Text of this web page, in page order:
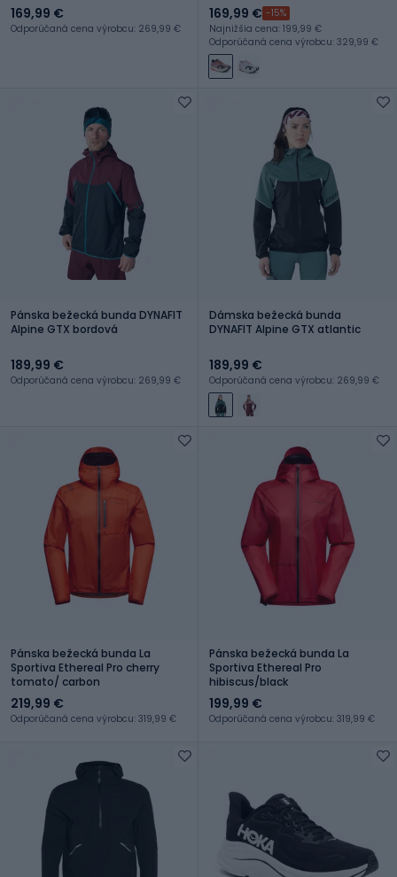
169,99 €
Odporúčaná cena výrobcu: 269,99 €
169,99 € -15%
Najnižšia cena: 199,99 €
Odporúčaná cena výrobcu: 329,99 €
Pánska bežecká bunda DYNAFIT
Alpine GTX bordová
189,99 €
Odporúčaná cena výrobcu: 269,99 €
Dámska bežecká bunda
DYNAFIT Alpine GTX atlantic
189,99 €
Odporúčaná cena výrobcu: 269,99 €
Pánska bežecká bunda La
Sportiva Ethereal Pro cherry
tomato/ carbon
219,99 €
Odporúčaná cena výrobcu: 319,99 €
Pánska bežecká bunda La
Sportiva Ethereal Pro
hibiscus/black
199,99 €
Odporúčaná cena výrobcu: 319,99 €